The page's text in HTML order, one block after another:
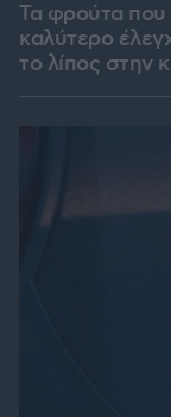
Τα φρούτα που
καλύτερο
το λίπος στην